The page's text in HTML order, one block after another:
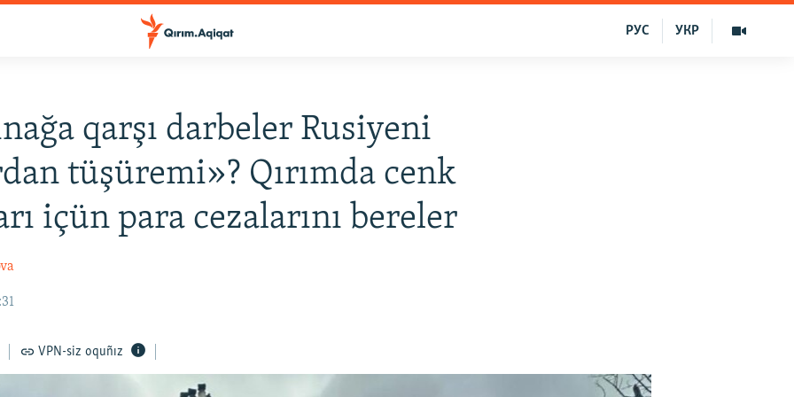
УКР
РУС
qarşı darbeler Rusiyeni
tüşüremi»? Qırımda cenk
içün para cezalarını bereler
VPN-siz oquñız